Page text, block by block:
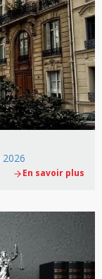
En savoir plus